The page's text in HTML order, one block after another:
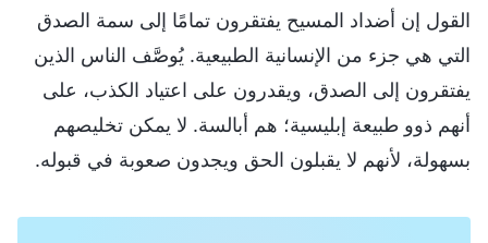
القول إن أضداد المسيح يفتقرون تمامًا إلى سمة الصدق
التي هي جزء من الإنسانية الطبيعية. يُوصَّف الناس الذين
يفتقرون إلى الصدق، ويقدرون على اعتياد الكذب، على
أنهم ذوو طبيعة إبليسية؛ هم أبالسة. لا يمكن تخليصهم
بسهولة، لأنهم لا يقبلون الحق ويجدون صعوبة في قبوله.